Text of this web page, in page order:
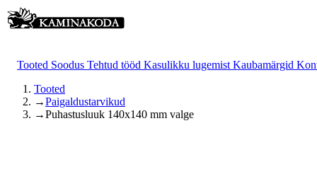
Tooted Soodus Tehtud tööd Kasulikku lugemist Kaubamärgid
Tooted
→Paigaldustarvikud
→Puhastusluuk 140x140 mm valge